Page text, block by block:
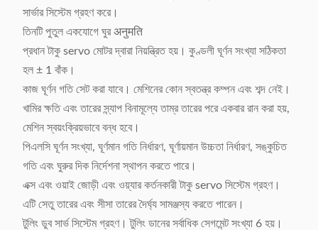
সার্ভার সিস্টেম গ্রহণ করে।
তিনটি পুতুল একযোগে ঘুর अनुमति
প্রধান টাকু servo মোটর দ্বারা নিয়ন্ত্রিত হয়। কুণ্ডলী ঘূর্ণন সংখ্যা সঠিকতা
হল ± 1 বাঁক।
কাজ ঘূর্ণন গতি সেট করা যাবে। মেশিনের কোন স্বতন্ত্র কম্পন এবং শব্দ নেই।
খামির ক্ষতি এবং তারের স্ন্যাপ বিনামূল্যে তাম্র তারের পরে একবার রান করা হয়,
মেশিন স্বয়ংক্রিয়ভাবে বন্ধ হবে।
পিএলসি ঘূর্ণন সংখ্যা, ঘূর্ণমান গতি নির্ধারণ, ঘূর্ণায়মান উচ্চতা নির্ধারণ, সঙ্কুচিত
গতি এবং ঘুরুর দিক নির্দেশনা স্থাপন করতে পারে।
এক্স এবং ওয়াই জোড়ী এবং ওয়্যার কর্তনকারী টাকু servo সিস্টেম গ্রহণ।
এটি সেতু তারের এবং সীসা তারের দৈর্ঘ্য সামঞ্জস্য করতে পারেন।
টুলিং ডুব সার্ভ সিস্টেম গ্রহণ। টুলিং ডানের সর্বাধিক সেগমেন্ট সংখ্যা 6 হয়।